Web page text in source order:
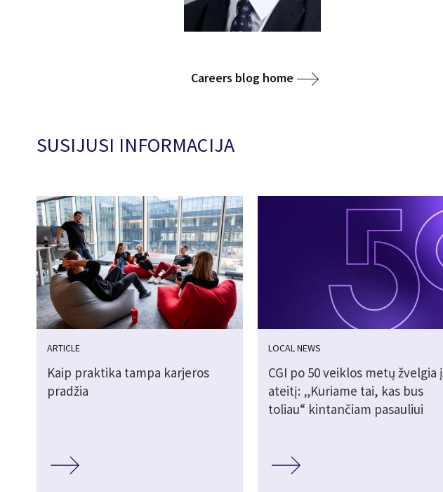
Careers blog home
SUSIJUSI INFORMACIJA
ARTICLE
Kaip praktika tampa karjeros
pradžia
LOCAL NEWS
CGI po 50 veiklos metų žvelgia į
ateitį: „Kuriame tai, kas bus
toliau“ kintančiam pasauliui